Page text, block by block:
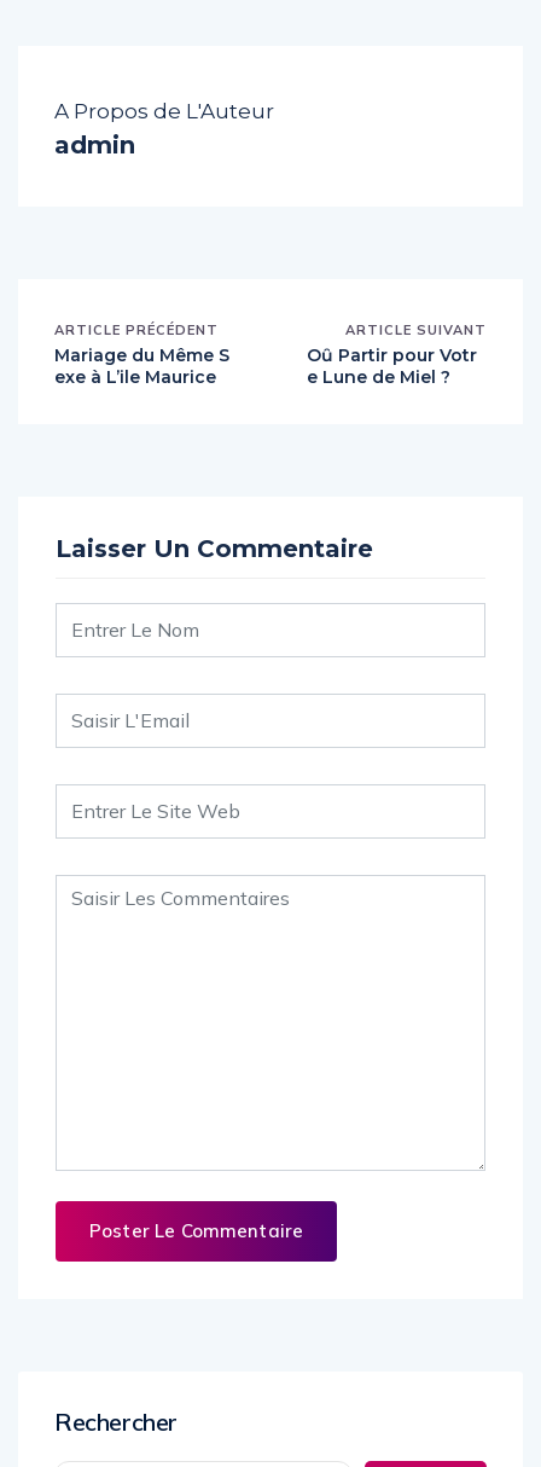
A Propos de L'Auteur
admin
ARTICLE PRÉCÉDENT
Mariage du Même S
exe à L’ile Maurice
ARTICLE SUIVANT
Oȗ Partir pour Votr
e Lune de Miel ?
Laisser Un Commentaire
Rechercher